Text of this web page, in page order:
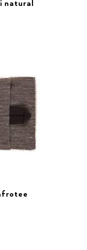
natural